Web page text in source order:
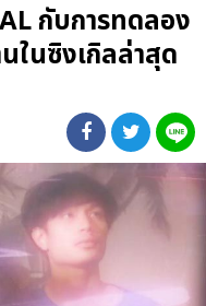
กับการทดลอง
ในซิงเกิลล่าสุด